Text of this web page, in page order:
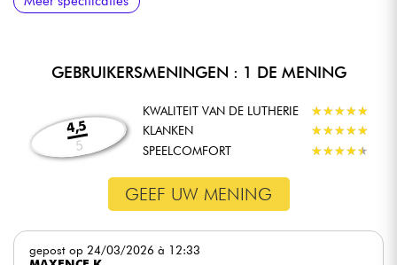
magneten)
GEBRUIKERSMENINGEN : 1 DE MENING
4,5
5
KWALITEIT VAN DE LUTHERIE ★★★★★
★★★★★
KLANKEN
★★★★★
★★★★★
SPEELCOMFORT
★★★★★
★★★★★
GEEF UW MENING
gepost op 24/03/2026 à 12:33